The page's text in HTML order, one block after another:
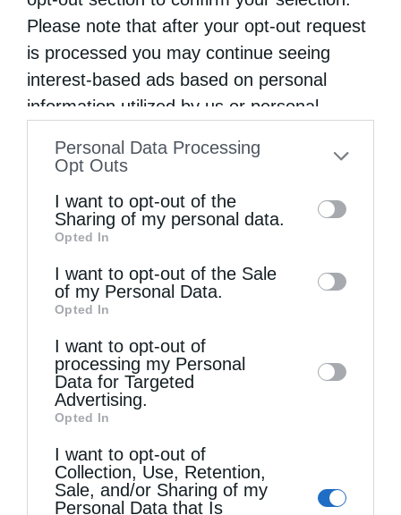
Please note that after your opt-out request
is processed you may continue seeing
interest-based ads based on personal
information utilized by us or personal
to your opt-out. You may separately opt-out
information by third parties on the IAB’s list
of downstream participants. This
information may also be disclosed by us to
third parties on theIAB’s List of
Downstream Participants
disclose it to other third parties.
Personal Data Processing
Opt Outs
I want to opt-out of the
Sharing of my personal data.
Opted In
I want to opt-out of the Sale
of my Personal Data.
Opted In
I want to opt-out of
processing my Personal
Data for Targeted
Advertising.
Opted In
I want to opt-out of
Collection, Use, Retention,
Sale, and/or Sharing of my
Personal Data that Is
Τελευταία άρθρα
Η LEROY MERLIN στηρίζει τον Ελληνικό Ερυθρό
Σταυρό με δωρεά επιχειρησιακού εξοπλισμού για
την αντιμετώπιση των καταστροφικών
πυρκαγιών